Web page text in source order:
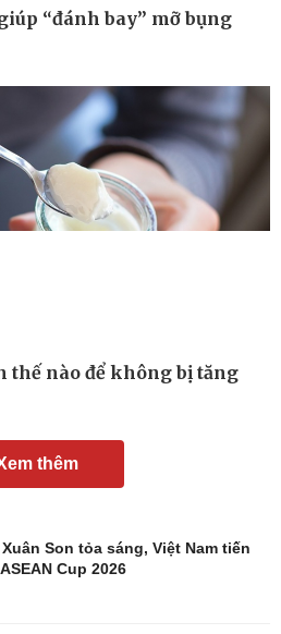
Cây thuốc
Sản phụ khoa
Làm đẹp - giảm cân
Phòng mạch online
Ăn sạch sống khỏe
“đánh bay” mỡ bụng
thế nào để không bị tăng
thêm
Son tỏa sáng, Việt Nam tiến
Cup 2026